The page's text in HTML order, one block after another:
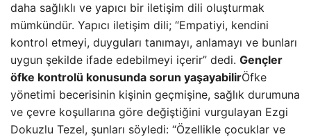
daha sağlıklı ve yapıcı bir iletişim dili oluşturmak
mümkündür. Yapıcı iletişim dili; “Empatiyi, kendini
kontrol etmeyi, duyguları tanımayı, anlamayı ve bunları
uygun şekilde ifade edebilmeyi içerir” dedi. Gençler
öfke kontrolü konusunda sorun yaşayabilirÖfke
yönetimi becerisinin kişinin geçmişine, sağlık durumuna
ve çevre koşullarına göre değiştiğini vurgulayan Ezgi
Dokuzlu Tezel, şunları söyledi: “Özellikle çocuklar ve